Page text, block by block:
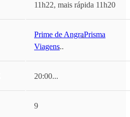
11h22, mais rápida 11h20
Prime de Angra,Prisma
Viagens...
20:00...
9